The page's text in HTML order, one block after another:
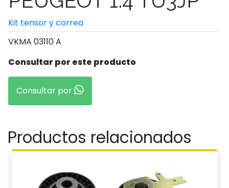
Kit tensor y correa
VKMA 03110 A
Consultar por este producto
Consultar por
Productos relacionados